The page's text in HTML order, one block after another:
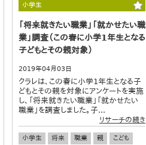
小学生
「将来就きたい職業」「就かせたい職
業」調査（この春に小学1年生となる
子どもとその親対象）
2019年04月03日
クラレは、この春に小学1年生となる子
どもとその親を対象にアンケートを実施
し、「将来就きたい職業」「就かせたい
職業」を調査しました。子...
リサーチの続き
小学生 将来 職業 親
こども